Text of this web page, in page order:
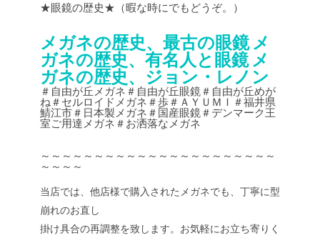
★眼鏡の歴史★（暇な時にでもどうぞ。）
メガネの歴史、最古の眼鏡 メ
ガネの歴史、有名人と眼鏡 メ
ガネの歴史、ジョン・レノン
＃自由が丘メガネ＃自由が丘眼鏡＃自由が丘めが
ね＃セルロイドメガネ＃歩＃ＡＹＵＭＩ＃福井県
鯖江市＃日本製メガネ＃国産眼鏡＃デンマーク王
室ご用達メガネ＃お洒落なメガネ
～～～～～～～～～～～～～～～～～～～～～～
～～～～
当店では、他店様で購入されたメガネでも、丁寧に型
崩れのお直し
掛け具合の再調整を致します。お気軽にお立ち寄りく